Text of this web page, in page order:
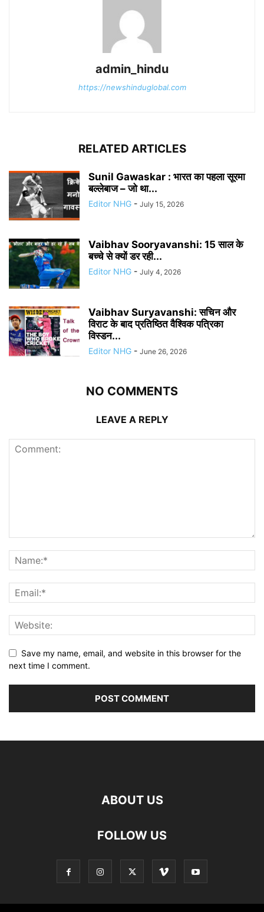
admin_hindu
https://newshinduglobal.com
RELATED ARTICLES
Sunil Gawaskar : भारत का पहला सूरमा
बल्लेबाज – जो था...
Editor NHG - July 15, 2026
Vaibhav Sooryavanshi: 15 साल के
बच्चे से क्यों डर रही...
Editor NHG - July 4, 2026
Vaibhav Suryavanshi: सचिन और
विराट के बाद प्रतिष्ठित वैश्विक पत्रिका
विस्डन...
Editor NHG - June 26, 2026
NO COMMENTS
LEAVE A REPLY
Save my name, email, and website in this browser for the
next time I comment.
ABOUT US
FOLLOW US